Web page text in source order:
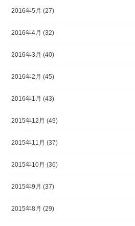
2016年5月 (27)
2016年4月 (32)
2016年3月 (40)
2016年2月 (45)
2016年1月 (43)
2015年12月 (49)
2015年11月 (37)
2015年10月 (36)
2015年9月 (37)
2015年8月 (29)